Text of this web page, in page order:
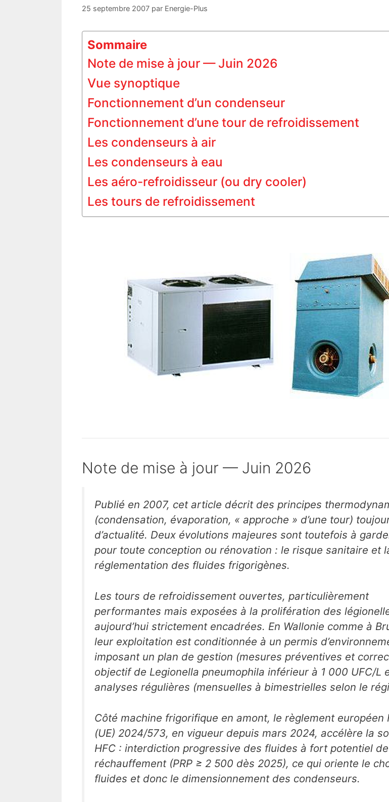
25 septembre 2007 par Energie-Plus
Sommaire
Note de mise à jour — Juin 2026
Vue synoptique
Fonctionnement d’un condenseur
Fonctionnement d’une tour de refroidissement
Les condenseurs à air
Les condenseurs à eau
Les aéro-refroidisseur (ou dry cooler)
Les tours de refroidissement
Note de mise à jour — Juin 2026
Publié en 2007, cet article décrit des principes
(condensation, évaporation, « approche » d’une tour)
d’actualité. Deux évolutions majeures sont toutefois à
pour toute conception ou rénovation : le risque sanitaire et
réglementation des fluides frigorigènes.
Les tours de refroidissement ouvertes, particulièrement
performantes mais exposées à la prolifération des
aujourd’hui strictement encadrées. En Wallonie comme à
leur exploitation est conditionnée à un permis
imposant un plan de gestion (mesures préventives et
objectif de Legionella pneumophila inférieur à 1 000 UFC/L
analyses régulières (mensuelles à bimestrielles selon le
Côté machine frigorifique en amont, le règlement européen
(UE) 2024/573, en vigueur depuis mars 2024, accélère la
HFC : interdiction progressive des fluides à fort potentiel de
réchauffement (PRP ≥ 2 500 dès 2025), ce qui oriente le
fluides et donc le dimensionnement des condenseurs.